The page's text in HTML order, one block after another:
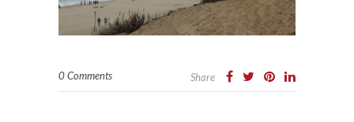
0 Comments Share